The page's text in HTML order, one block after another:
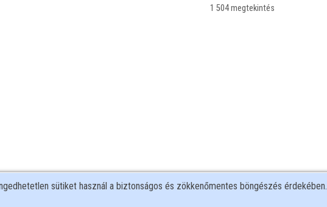
1 504 megtekintés
sütiket használ a biztonságos és zökkenőmentes böngészés érdekében.